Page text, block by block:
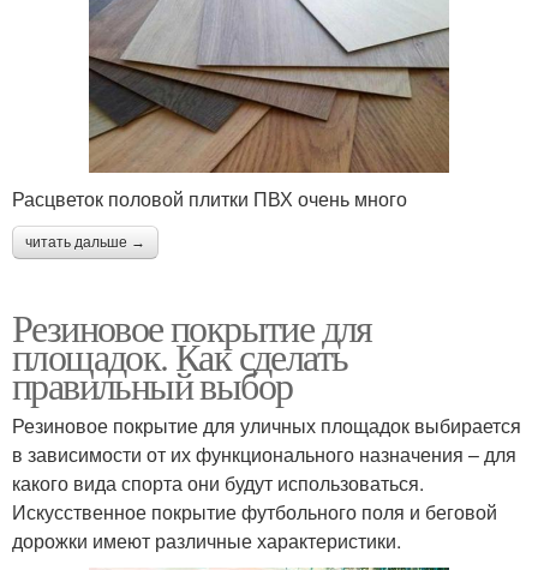
Расцветок половой плитки ПВХ очень много
читать дальше →
Резиновое покрытие для
площадок. Как сделать
правильный выбор
Резиновое покрытие для уличных площадок выбирается
в зависимости от их функционального назначения – для
какого вида спорта они будут использоваться.
Искусственное покрытие футбольного поля и беговой
дорожки имеют различные характеристики.